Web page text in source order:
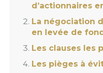
d’actionnaires
La négociation
en levée de
Les clauses les
Les pièges à